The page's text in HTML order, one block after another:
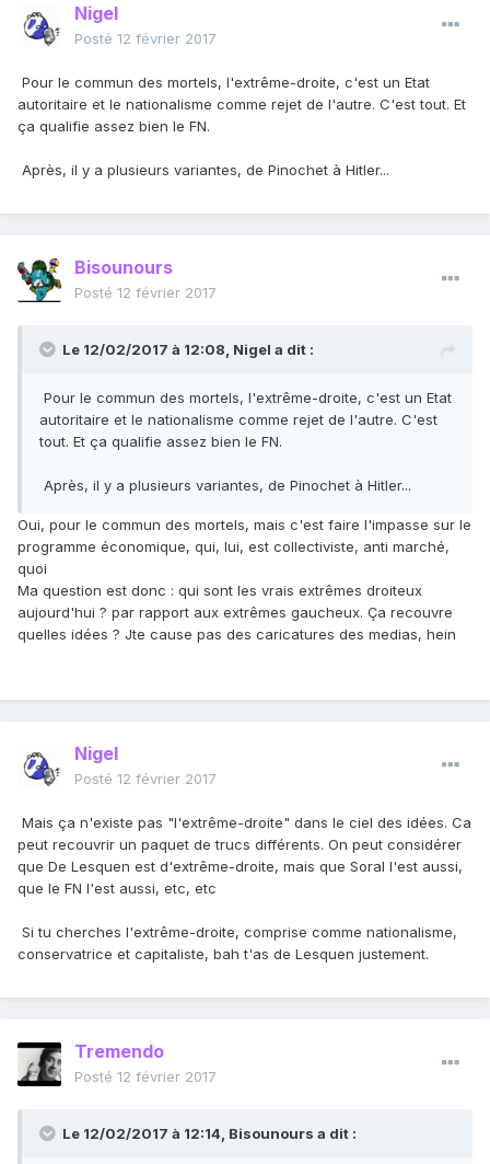
Nigel
Posté 12 février 2017
Pour le commun des mortels, l'extrême-droite, c'est un Etat
autoritaire et le nationalisme comme rejet de l'autre. C'est tout. Et
ça qualifie assez bien le FN.
Après, il y a plusieurs variantes, de Pinochet à Hitler...
Bisounours
Posté 12 février 2017
Le 12/02/2017 à 12:08, Nigel a dit :
Pour le commun des mortels, l'extrême-droite, c'est un Etat
autoritaire et le nationalisme comme rejet de l'autre. C'est
tout. Et ça qualifie assez bien le FN.
Après, il y a plusieurs variantes, de Pinochet à Hitler...
Oui, pour le commun des mortels, mais c'est faire l'impasse sur le
programme économique, qui, lui, est collectiviste, anti marché,
quoi
Ma question est donc : qui sont les vrais extrêmes droiteux
aujourd'hui ? par rapport aux extrêmes gaucheux. Ça recouvre
quelles idées ? Jte cause pas des caricatures des medias, hein
Nigel
Posté 12 février 2017
Mais ça n'existe pas "l'extrême-droite" dans le ciel des idées. Ca
peut recouvrir un paquet de trucs différents. On peut considérer
que De Lesquen est d'extrême-droite, mais que Soral l'est aussi,
que le FN l'est aussi, etc, etc
Si tu cherches l'extrême-droite, comprise comme nationalisme,
conservatrice et capitaliste, bah t'as de Lesquen justement.
Tremendo
Posté 12 février 2017
Le 12/02/2017 à 12:14, Bisounours a dit :